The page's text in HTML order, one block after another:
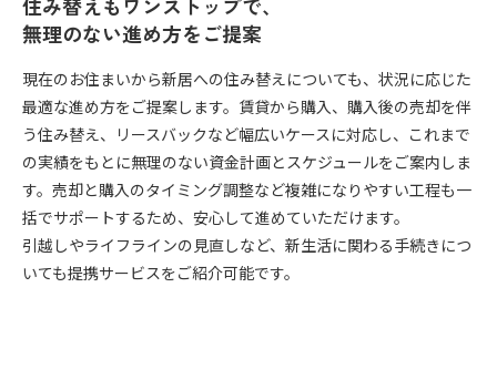
無理のない進め方をご提案
現在のお住まいから新居への住み替えについても、状況に応じた
最適な進め方をご提案します。賃貸から購入、購入後の売却を伴
う住み替え、リースバックなど幅広いケースに対応し、これまで
の実績をもとに無理のない資金計画とスケジュールをご案内しま
す。売却と購入のタイミング調整など複雑になりやすい工程も一
括でサポートするため、安心して進めていただけます。
引越しやライフラインの見直しなど、新生活に関わる手続きにつ
いても提携サービスをご紹介可能です。